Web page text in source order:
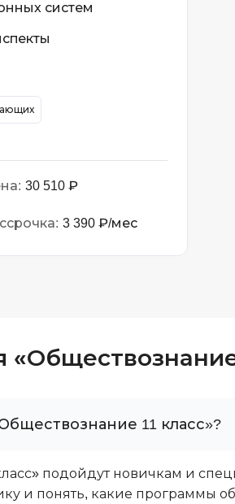
систем
30 510 ₽
3 390 ₽/мес
11 класс»?
подойдут новичкам и
и понять, какие программы